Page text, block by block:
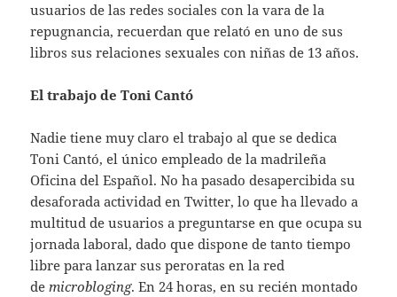
usuarios de las redes sociales con la vara de la
repugnancia, recuerdan que relató en uno de sus
libros sus relaciones sexuales con niñas de 13 años.
El trabajo de Toni Cantó
Nadie tiene muy claro el trabajo al que se dedica
Toni Cantó, el único empleado de la madrileña
Oficina del Español. No ha pasado desapercibida su
desaforada actividad en Twitter, lo que ha llevado a
multitud de usuarios a preguntarse en que ocupa su
jornada laboral, dado que dispone de tanto tiempo
libre para lanzar sus peroratas en la red
demicrobloging. En 24 horas, en su recién montado